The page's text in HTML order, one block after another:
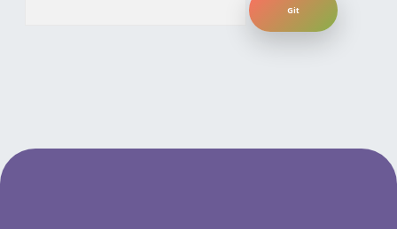
yeni giriş adresi